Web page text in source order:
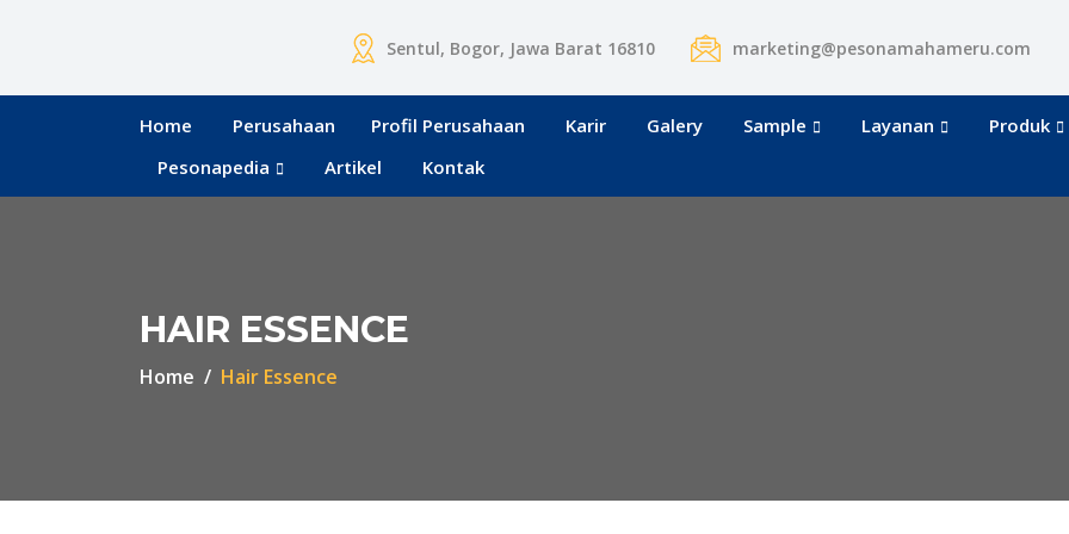
Sentul, Bogor, Jawa Barat 16810 marketing@pesonamahameru.com
Home Perusahaan Profil Perusahaan Karir Galery Sample Layanan
Produk
Pesonapedia
Artikel Kontak
HAIR ESSENCE
Home Hair Essence